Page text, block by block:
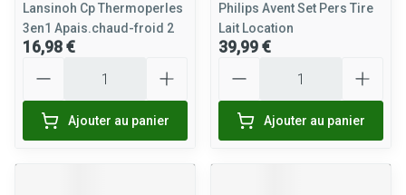
Lansinoh Cp Thermoperles
3en1 Apais.chaud-froid 2
16,98 €
Ajouter au panier
Philips Avent Set Pers Tire
Lait Location
39,99 €
Ajouter au panier